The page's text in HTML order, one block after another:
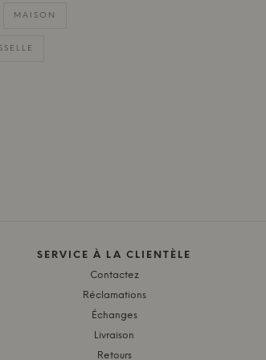
MAISON
SERVICE À LA CLIENTÈLE
Contactez
Réclamations
Échanges
Livraison
Retours